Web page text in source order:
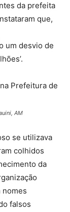
da prefeita
que,
um desvio de
AM
se utilizava
colhidos
da
nomes
falsos